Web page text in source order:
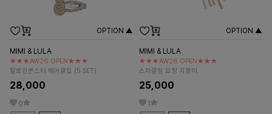
OPTION ▲
MIMI & LULA
★★★AW26 OPEN★★★
할로윈몬스터 헤어클립 (5 SET)
28,000
0
OPTION ▲
MIMI & LULA
★★★AW26 OPEN★★★
스파클링 요정 지팡이
25,000
1